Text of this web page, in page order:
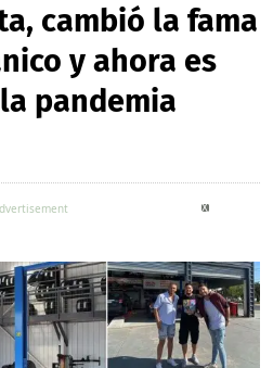
cambió la fama
y ahora es
pandemia
X